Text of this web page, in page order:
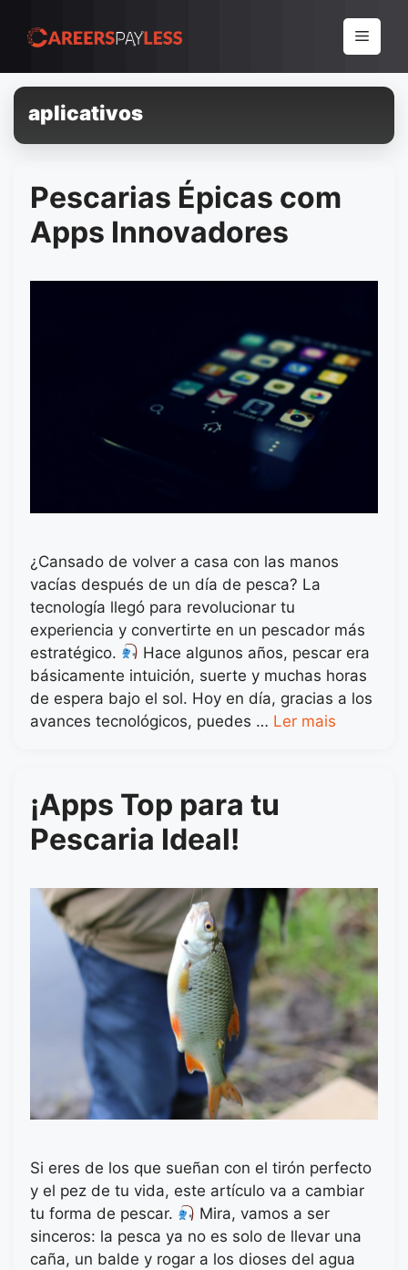
para
conteúdo
Menu
aplicativos
Pescarias Épicas com
Apps Innovadores
¿Cansado de volver a casa con las manos
vacías después de un día de pesca? La
tecnología llegó para revolucionar tu
experiencia y convertirte en un pescador más
estratégico.
Hace algunos años, pescar era
básicamente intuición, suerte y muchas horas
de espera bajo el sol. Hoy en día, gracias a los
avances tecnológicos, puedes … Ler mais
¡Apps Top para tu
Pescaria Ideal!
Si eres de los que sueñan con el tirón perfecto
y el pez de tu vida, este artículo va a cambiar
tu forma de pescar.
Mira, vamos a ser
sinceros: la pesca ya no es solo de llevar una
caña, un balde y rogar a los dioses del agua